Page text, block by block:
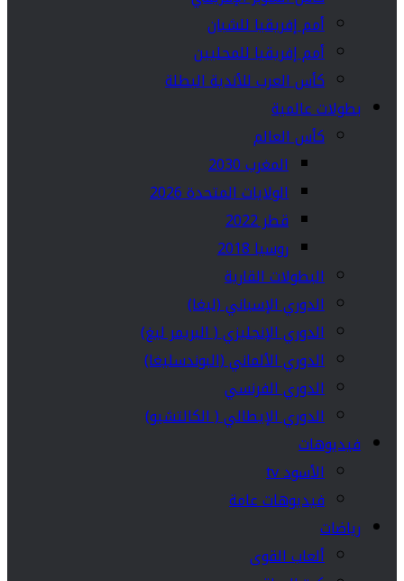
أمم إفريقيا للشبان
أمم إفريقيا للمحليين
كأس العرب للأندية البطلة
بطولات عالمية
كأس العالم
المغرب 2030
الولايات المتحدة 2026
قطر 2022
روسيا 2018
البطولات القارية
الدوري الإسباني (ليغا)
الدوري الإنجليزي ( البريمر ليغ)
الدوري الألماني (البوندسليغا)
الدوري الفرنسي
الدوري الإيطالي ( الكالتشيو)
فيديوهات
الأسود tv
فيديوهات عامة
رياضات
ألعاب القوى